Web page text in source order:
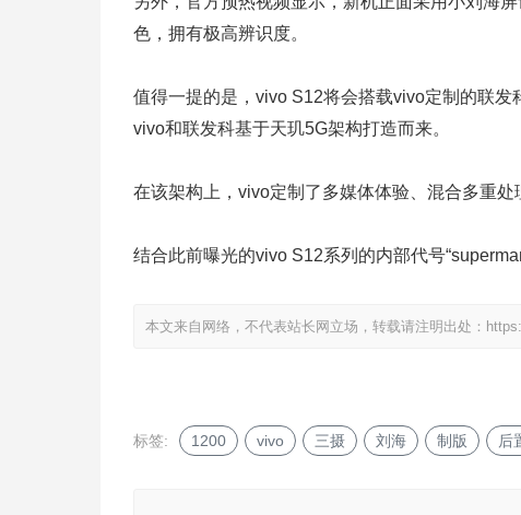
色，拥有极高辨识度。
值得一提的是，vivo S12将会搭载vivo定制的联
vivo和联发科基于天玑5G架构打造而来。
在该架构上，vivo定制了多媒体体验、混合多重处
结合此前曝光的vivo S12系列的内部代号
本文来自网络，不代表站长网立场，转载请注明出处：
标签: 1200 vivo 三摄 刘海 制版 后